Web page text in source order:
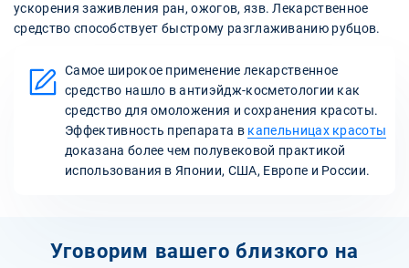
ускорения заживления ран, ожогов, язв. Лекарственное
средство способствует быстрому разглаживанию рубцов.
Самое широкое применение лекарственное
средство нашло в антиэйдж-косметологии как
средство для омоложения и сохранения красоты.
Эффективность препарата в капельницах красоты
доказана более чем полувековой практикой
использования в Японии, США, Европе и России.
Уговорим вашего близкого на